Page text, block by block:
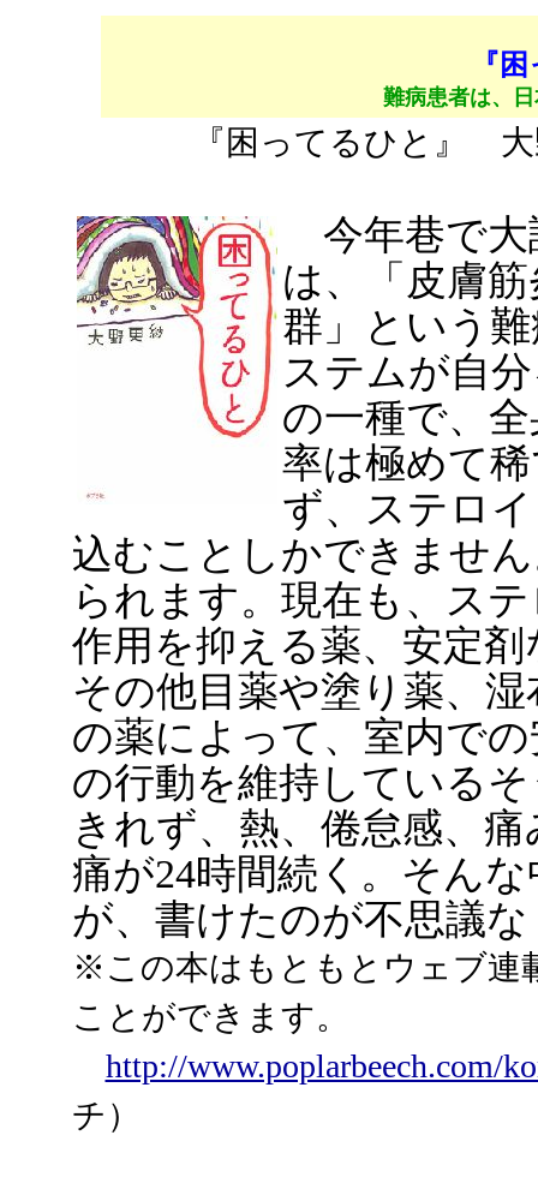
『
難病患者は、
『困ってるひと』
今年巷で大
は、「皮膚
群」という
ステムが自
の一種で、
率は極めて
ず、ステロ
込むことしかできませ
られます。現在も、ス
作用を抑える薬、安定
その他目薬や塗り薬、
の薬によって、室内で
の行動を維持している
きれず、熱、倦怠感、
痛が24時間続く。そん
が、書けたのが不思議
※この本はもともとウェブ連
ことができます。
http://www.poplarbeech.com/
チ）